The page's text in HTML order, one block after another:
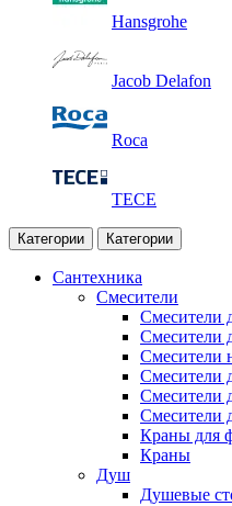
Hansgrohe
Jacob Delafon
Roca
TECE
Категории Категории
Сантехника
Смесители
Смесители
Смесители
Смесители
Смесители
Смесители
Смесители
Краны для
Краны
Душ
Душевые